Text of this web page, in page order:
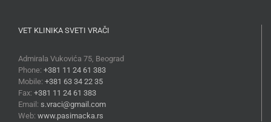
VET KLINIKA SVETI VRAČI
Admirala Vukovića 75, Beograd
Phone: +381 11 24 61 383
Mobile: +381 63 34 22 35
Fax: +381 11 24 61 383
Email: s.vraci@gmail.com
Web: www.pasimacka.rs